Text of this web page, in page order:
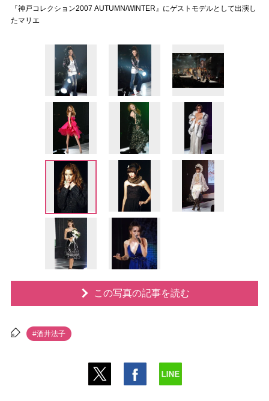
『神戸コレクション2007 AUTUMN/WINTER』にゲストモデルとして出演し
たマリエ
この写真の記事を読む
#酒井法子